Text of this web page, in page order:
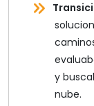
y
nube.